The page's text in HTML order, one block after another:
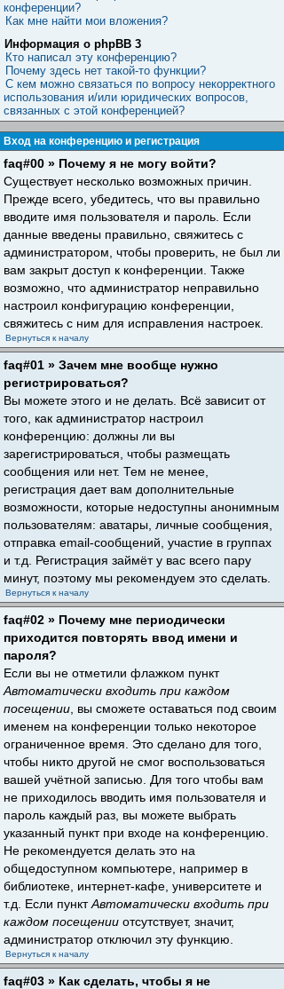
конференции?
Как мне найти мои вложения?
Информация о phpBB 3
Кто написал эту конференцию?
Почему здесь нет такой-то функции?
С кем можно связаться по вопросу некорректного
использования и/или юридических вопросов,
связанных с этой конференцией?
Вход на конференцию и регистрация
faq#00 » Почему я не могу войти?
Существует несколько возможных причин.
Прежде всего, убедитесь, что вы правильно
вводите имя пользователя и пароль. Если
данные введены правильно, свяжитесь с
администратором, чтобы проверить, не был ли
вам закрыт доступ к конференции. Также
возможно, что администратор неправильно
настроил конфигурацию конференции,
свяжитесь с ним для исправления настроек.
Вернуться к началу
faq#01 » Зачем мне вообще нужно
регистрироваться?
Вы можете этого и не делать. Всё зависит от
того, как администратор настроил
конференцию: должны ли вы
зарегистрироваться, чтобы размещать
сообщения или нет. Тем не менее,
регистрация дает вам дополнительные
возможности, которые недоступны анонимным
пользователям: аватары, личные сообщения,
отправка email-сообщений, участие в группах
и т.д. Регистрация займёт у вас всего пару
минут, поэтому мы рекомендуем это сделать.
Вернуться к началу
faq#02 » Почему мне периодически
приходится повторять ввод имени и
пароля?
Если вы не отметили флажком пункт
Автоматически входить при каждом
посещении , вы сможете оставаться под своим
именем на конференции только некоторое
ограниченное время. Это сделано для того,
чтобы никто другой не смог воспользоваться
вашей учётной записью. Для того чтобы вам
не приходилось вводить имя пользователя и
пароль каждый раз, вы можете выбрать
указанный пункт при входе на конференцию.
Не рекомендуется делать это на
общедоступном компьютере, например в
библиотеке, интернет-кафе, университете и
т.д. Если пунктАвтоматически входить при
каждом посещении отсутствует, значит,
администратор отключил эту функцию.
Вернуться к началу
faq#03 » Как сделать, чтобы я не